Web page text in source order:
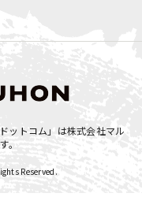
ットコム」は株式会社マル
。
Reserved.